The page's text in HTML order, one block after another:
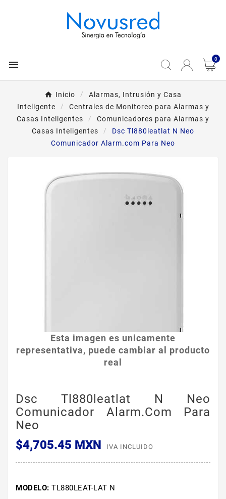
 0
Inicio
Alarmas, Intrusión y Casa
Inteligente
Centrales de Monitoreo para Alarmas y
Casas Inteligentes
Comunicadores para Alarmas y
Casas Inteligentes
Dsc Tl880leatlat N Neo
Comunicador Alarm.com Para Neo
Esta imagen es unicamente
representativa, puede cambiar al producto
real
Dsc Tl880leatlat N Neo
Comunicador Alarm.com Para
Neo
$4,705.45 MXN
IVA INCLUIDO
MODELO: TL880LEAT-LAT N